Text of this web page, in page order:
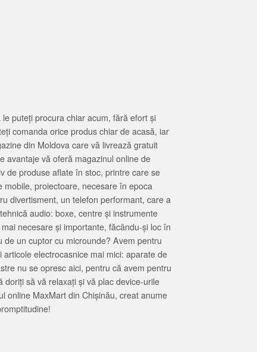
puteți procura chiar acum, fără efort și
comanda orice produs chiar de acasă, iar
din Moldova care vă livrează gratuit
avantaje vă oferă magazinul online de
de produse aflate în stoc, printre care se
proiectoare, necesare în epoca
divertisment, un telefon performant, care a
audio: boxe, centre și instrumente
necesare și importante, făcându-și loc în
un cuptor cu microunde? Avem pentru
electrocasnice mai mici: aparate de
nu se opresc aici, pentru că avem pentru
să vă relaxați și vă plac device-urile
online MaxMart din Chișinău, creat anume